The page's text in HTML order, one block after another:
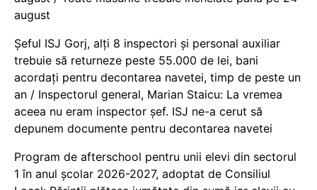
august
Șeful ISJ Gorj, alți 8 inspectori și personal auxiliar
trebuie să returneze peste 55.000 de lei, bani
acordați pentru decontarea navetei, timp de peste un
an / Inspectorul general, Marian Staicu: La vremea
aceea nu eram inspector șef. ISJ ne-a cerut să
depunem documente pentru decontarea navetei
Program de afterschool pentru unii elevi din sectorul
1 în anul școlar 2026-2027, adoptat de Consiliul